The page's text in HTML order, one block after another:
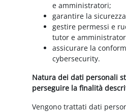
e amministratori;
garantire la
gestire permessi e
tutor e
assicurare la
cybersecurity.
Natura dei dati personali
perseguire la finalità
Vengono trattati dati